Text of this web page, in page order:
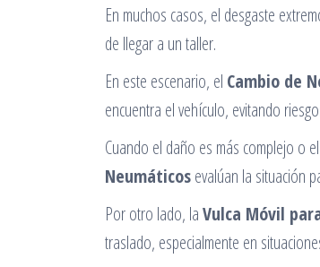
En muchos casos, el desgaste
de llegar a un taller.
En este escenario, el Cambio de
encuentra el vehículo, evitando
Cuando el daño es más complejo o
Neumáticosevalúan la situación
Por otro lado, laVulca Móvil
traslado, especialmente en